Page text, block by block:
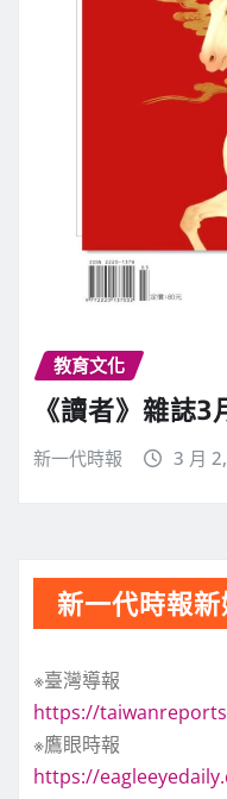
教育文化
《讀者》雜誌
新一代時報 3 月
新一代時報
※臺灣導報
https://
※鷹眼時報
https://